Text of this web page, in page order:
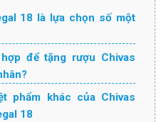
18 là lựa chọn số một
để tặng rượu Chivas
phẩm khác của Chivas
18